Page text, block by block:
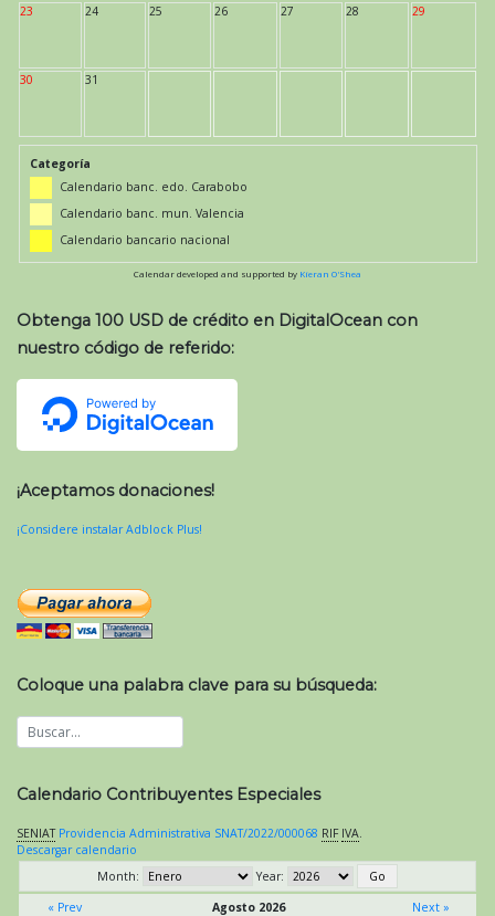
23 24 25 26 27 28 29
30 31
Categoría
Calendario banc. edo. Carabobo
Calendario banc. mun. Valencia
Calendario bancario nacional
Calendar developed and supported by Kieran O'Shea
Obtenga 100 USD de crédito en DigitalOcean con
nuestro código de referido:
¡Aceptamos donaciones!
¡Considere instalar Adblock Plus!
Coloque una palabra clave para su búsqueda:
Calendario Contribuyentes Especiales
SENIAT Providencia Administrativa SNAT/2022/000068 RIF IVA
Descargar calendario
Month:
Year:
« Prev
Agosto 2026 Next »